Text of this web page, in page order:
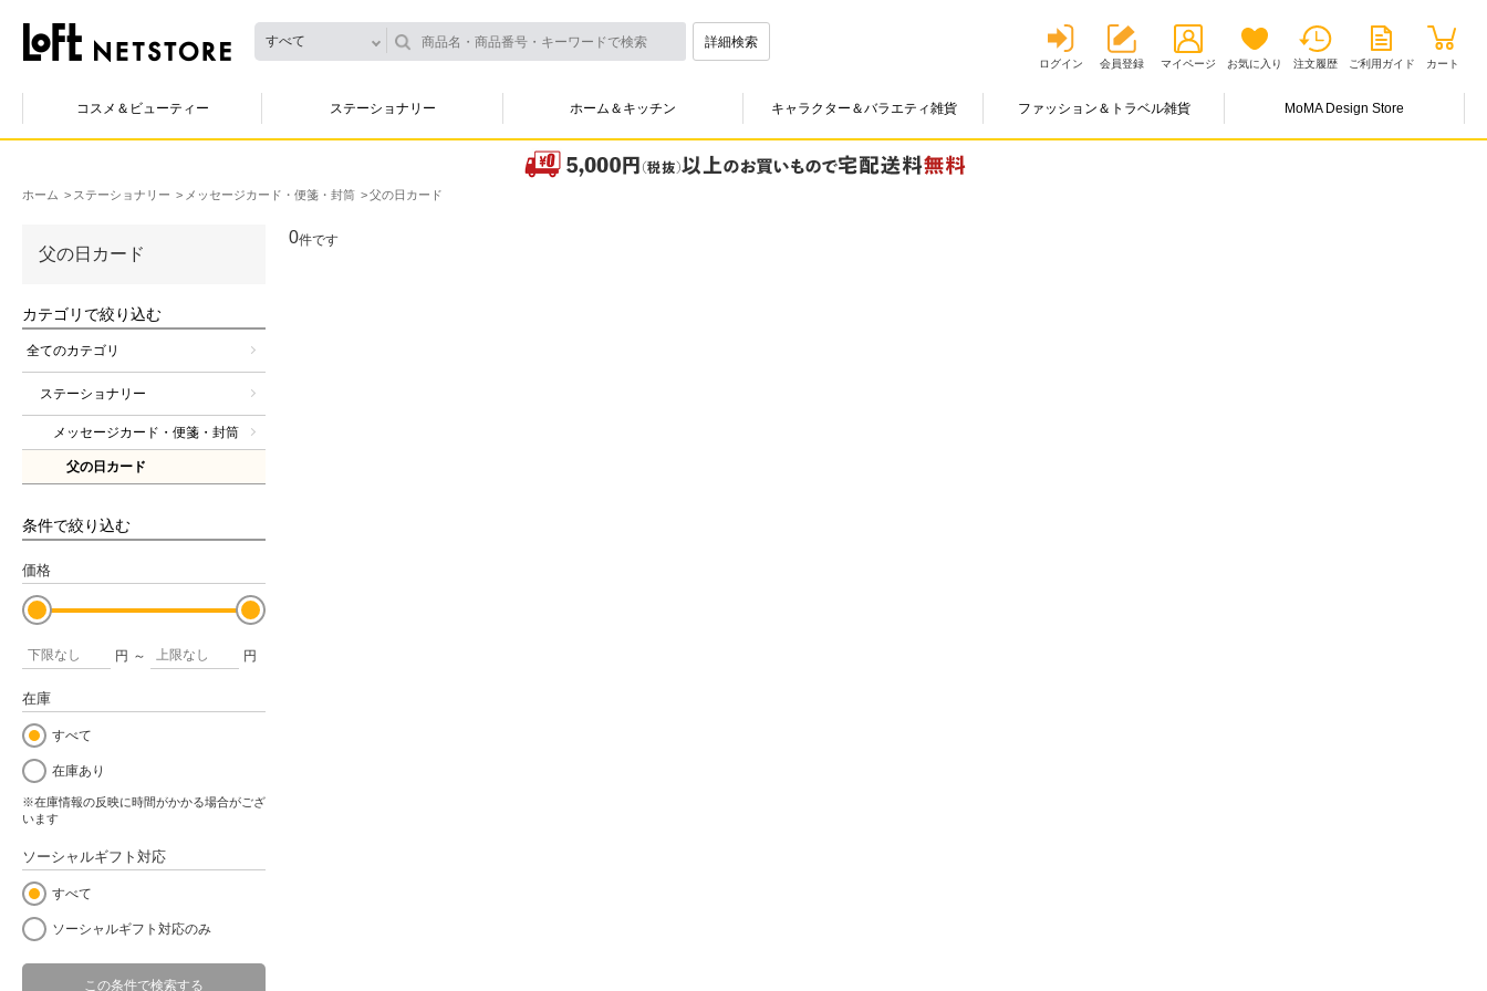
すべて 詳細検索
ログイン 会員登録 マイページ お気に入り 注文履歴 ご利用ガイド カート
コスメ＆ビューティー ステーショナリー ホーム＆キッチン キャラクター＆バラエティ雑貨 ファッション＆トラベル雑貨 MoMA Design Store
ホーム ステーショナリー メッセージカード・便箋・封筒 父の日カード
父の日カード
カテゴリで絞り込む
全てのカテゴリ
ステーショナリー
メッセージカード・便箋・封筒
父の日カード
条件で絞り込む
価格
円 ～ 円
在庫
すべて
在庫あり
※在庫情報の反映に時間がかかる場合がござ
います
ソーシャルギフト対応
すべて
ソーシャルギフト対応のみ
この条件で検索する
0件です